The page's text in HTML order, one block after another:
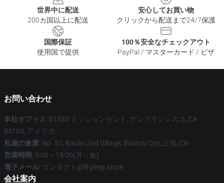
世界中に配送
200カ国以上に配送
安心してお買い物
クリックから配送まで24/7保護
国際保証
使用国で提供
100％安全なチェックアウト
PayPal / マスターカード / ビザ
お問い合わせ
本社オフィス: 61885 ミッションセント, サンフランシスコ, CA
94103, アメリカ
私達の倉庫: No. 51, Baolin 2nd Village, Baotou City, 上海, CN
営業時間: 9:00～18:00(月～金)
電子メール: コンタクト@lil-peep.store
会社案内